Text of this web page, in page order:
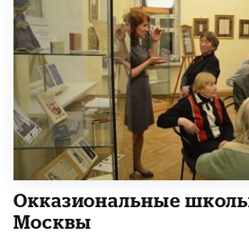
​Окказиональные
Москвы